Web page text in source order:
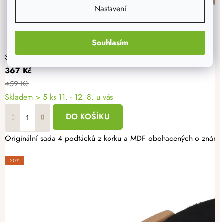
Nastavení
Souhlasím
Sada 4 podtácků a stolních her
367 Kč
459 Kč
Skladem > 5 ks 11. - 12. 8. u vás
DO KOŠÍKU
Originální sada 4 podtácků z korku a MDF obohacených o
-20%